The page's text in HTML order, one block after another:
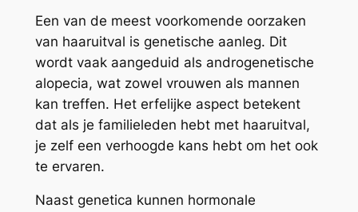
Een van de meest voorkomende oorzaken
van haaruitval is genetische aanleg. Dit
wordt vaak aangeduid als androgenetische
alopecia, wat zowel vrouwen als mannen
kan treffen. Het erfelijke aspect betekent
dat als je familieleden hebt met haaruitval,
je zelf een verhoogde kans hebt om het ook
te ervaren.
Naast genetica kunnen hormonale